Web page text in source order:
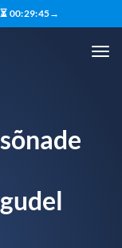
⏳ 00:29:44→